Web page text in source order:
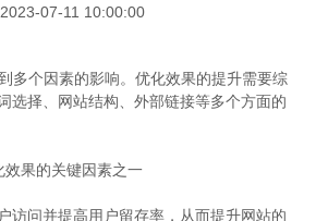
2023-07-11 10:00:00
多个因素的影响。优化效果的提升需要综
选择、网站结构、外部链接等多个方面的
效果的关键因素之一
访问并提高用户留存率，从而提升网站的